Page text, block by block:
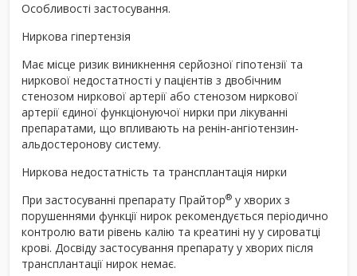
Особливості застосування.
Ниркова гіпертензія
Має місце ризик виникнення серйозної гіпотензії та
ниркової недостатності у пацієнтів з двобічним
стенозом ниркової артерії або стенозом ниркової
артерії єдиної функціонуючої нирки при лікуванні
препаратами, що впливають на ренін-ангіотензин-
альдостеронову систему.
Ниркова недостатність та трансплантація нирки
При застосуванні препарату Прайтор® у хворих з
порушеннями функції нирок рекомендується періодично
контролю вати рівень калію та креатині ну у сироватці
крові. Досвіду застосування препарату у хворих після
трансплантації нирок немає.